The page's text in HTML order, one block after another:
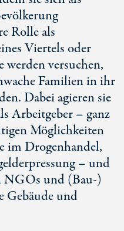
Rolle als
Viertels oder
werden versuchen,
Familien in ihr
Dabei agieren sie
Arbeitgeber – ganz
Möglichkeiten
im Drogenhandel,
– und
NGOs und (Bau-)
Gebäude und